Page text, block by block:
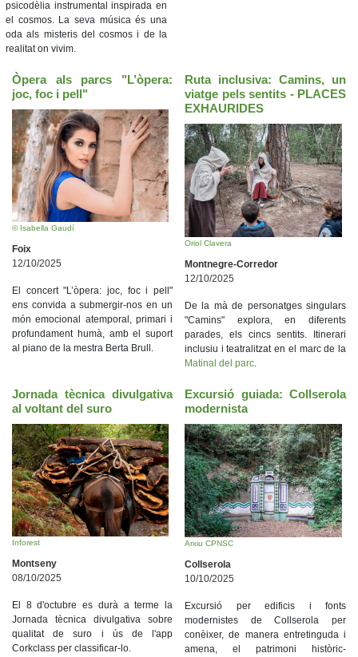
psicodèlia instrumental inspirada en
el cosmos. La seva música és una
oda als misteris del cosmos i de la
realitat on vivim.
Òpera als parcs "L’òpera:
joc, foc i pell"
© Isabella Gaudí
Foix
12/10/2025
El concert "L’òpera: joc, foc i pell"
ens convida a submergir-nos en un
món emocional atemporal, primari i
profundament humà, amb el suport
al piano de la mestra Berta Brull.
Ruta inclusiva: Camins, un
viatge pels sentits - PLACES
EXHAURIDES
Oriol Clavera
Montnegre-Corredor
12/10/2025
De la mà de personatges singulars
"Camins" explora, en diferents
parades, els cincs sentits. Itinerari
inclusiu i teatralitzat en el marc de la
Matinal del parc.
Jornada tècnica divulgativa
al voltant del suro
Inforest
Montseny
08/10/2025
El 8 d'octubre es durà a terme la
Jornada tècnica divulgativa sobre
qualitat de suro i ús de l'app
Corkclass per classificar-lo.
Excursió guiada: Collserola
modernista
Arxiu CPNSC
Collserola
10/10/2025
Excursió per edificis i fonts
modernistes de Collserola per
conèixer, de manera entretinguda i
amena, el patrimoni històric-